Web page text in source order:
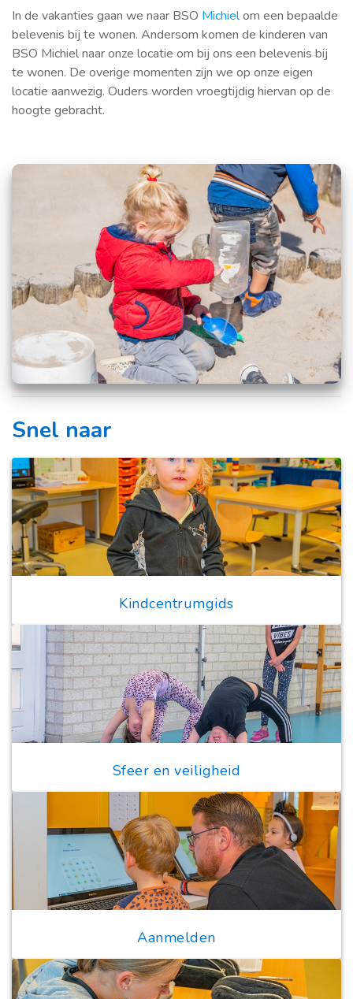
In de vakanties gaan we naar BSO Michielom een bepaalde
belevenis bij te wonen. Andersom komen de kinderen van
BSO Michiel naar onze locatie om bij ons een belevenis bij
te wonen. De overige momenten zijn we op onze eigen
locatie aanwezig. Ouders worden vroegtijdig hiervan op de
hoogte gebracht.
Snel naar
Kindcentrumgids
Sfeer en veiligheid
Aanmelden